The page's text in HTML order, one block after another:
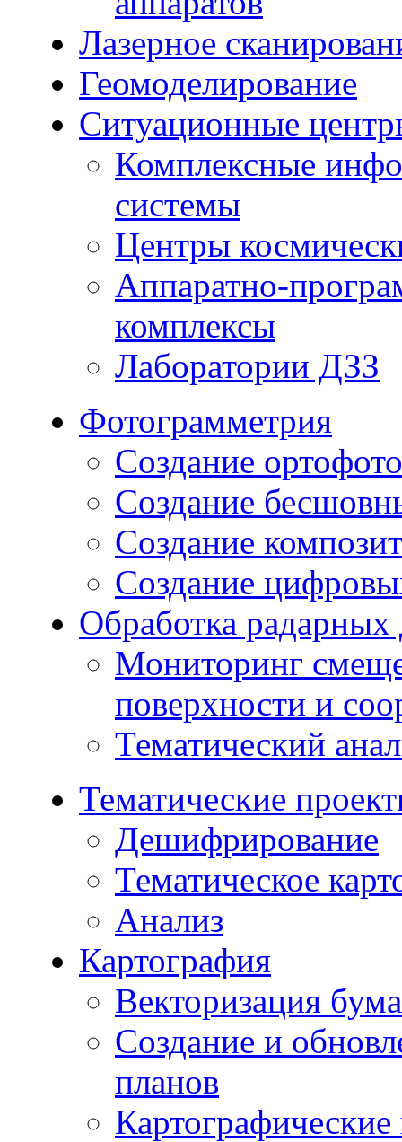
Лазерное
Геомоделирование
Ситуационные
Комплексные
системы
Центры
Аппаратно-
комплексы
Лаборатории ДЗЗ
Фотограмметрия
Создание
Создание
Создание
Создание
Обработка
Мониторинг
поверхности и
Тематический
Тематические
Дешифрирование
Тематическое
Анализ
Картография
Векторизация
Создание и
планов